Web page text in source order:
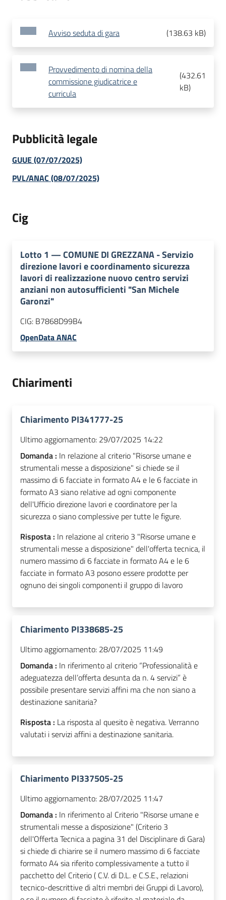
Avviso seduta di gara (138.63 kB)
Provvedimento di nomina della
commissione giudicatrice e
curricula
(432.61
kB)
Pubblicità legale
GUUE (07/07/2025)
PVL/ANAC (08/07/2025)
Cig
Lotto 1 —COMUNE DI GREZZANA - Servizio
direzione lavori e coordinamento sicurezza
lavori di realizzazione nuovo centro servizi
anziani non autosufficienti "San Michele
Garonzi"
CIG: B7868D99B4
OpenData ANAC
Chiarimenti
Chiarimento PI341777-25
Ultimo aggiornamento: 29/07/2025 14:22
Domanda : In relazione al criterio "Risorse umane e
strumentali messe a disposizione" si chiede se il
massimo di 6 facciate in formato A4 e le 6 facciate in
formato A3 siano relative ad ogni componente
dell'Ufficio direzione lavori e coordinatore per la
sicurezza o siano complessive per tutte le figure.
Risposta : In relazione al criterio 3 "Risorse umane e
strumentali messe a disposizione" dell'offerta tecnica, il
numero massimo di 6 facciate in formato A4 e le 6
facciate in formato A3 posono essere prodotte per
ognuno dei singoli componenti il gruppo di lavoro
Chiarimento PI338685-25
Ultimo aggiornamento: 28/07/2025 11:49
Domanda : In riferimento al criterio “Professionalità e
adeguatezza dell’offerta desunta da n. 4 servizi” è
possibile presentare servizi affini ma che non siano a
destinazione sanitaria?
Risposta : La risposta al quesito è negativa. Verranno
valutati i servizi affini a destinazione sanitaria.
Chiarimento PI337505-25
Ultimo aggiornamento: 28/07/2025 11:47
Domanda : In riferimento al Criterio "Risorse umane e
strumentali messe a disposizione" (Criterio 3
dell'Offerta Tecnica a pagina 31 del Disciplinare di Gara)
si chiede di chiarire se il numero massimo di 6 facciate
formato A4 sia riferito complessivamente a tutto il
pacchetto del Criterio ( C.V. di D.L. e C.S.E., relazioni
tecnico-descrittive di altri membri dei Gruppi di Lavoro),